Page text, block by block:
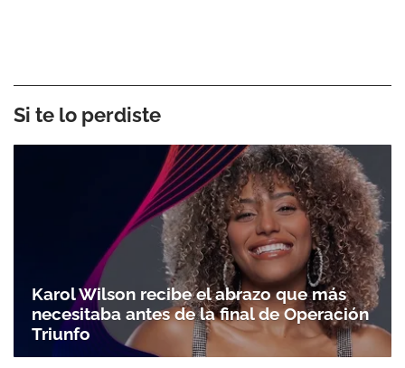
Si te lo perdiste
Karol Wilson recibe el abrazo que más
necesitaba antes de la final de Operación
Triunfo